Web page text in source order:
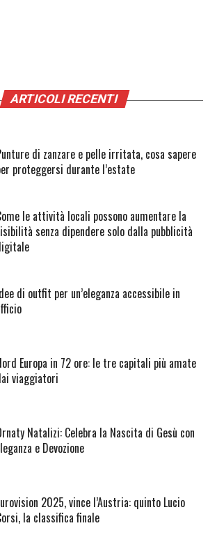
ARTICOLI RECENTI
di zanzare e pelle irritata, cosa sapere
proteggersi durante l’estate
le attività locali possono aumentare la
senza dipendere solo dalla pubblicità
di outfit per un’eleganza accessibile in
Europa in 72 ore: le tre capitali più amate
viaggiatori
Natalizi: Celebra la Nascita di Gesù con
e Devozione
2025, vince l’Austria: quinto Lucio
la classifica finale